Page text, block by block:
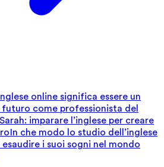
online significa essere un
futuro come professionista del
imparare l’inglese per creare
In che modo lo studio dell’inglese
i suoi sogni nel mondo